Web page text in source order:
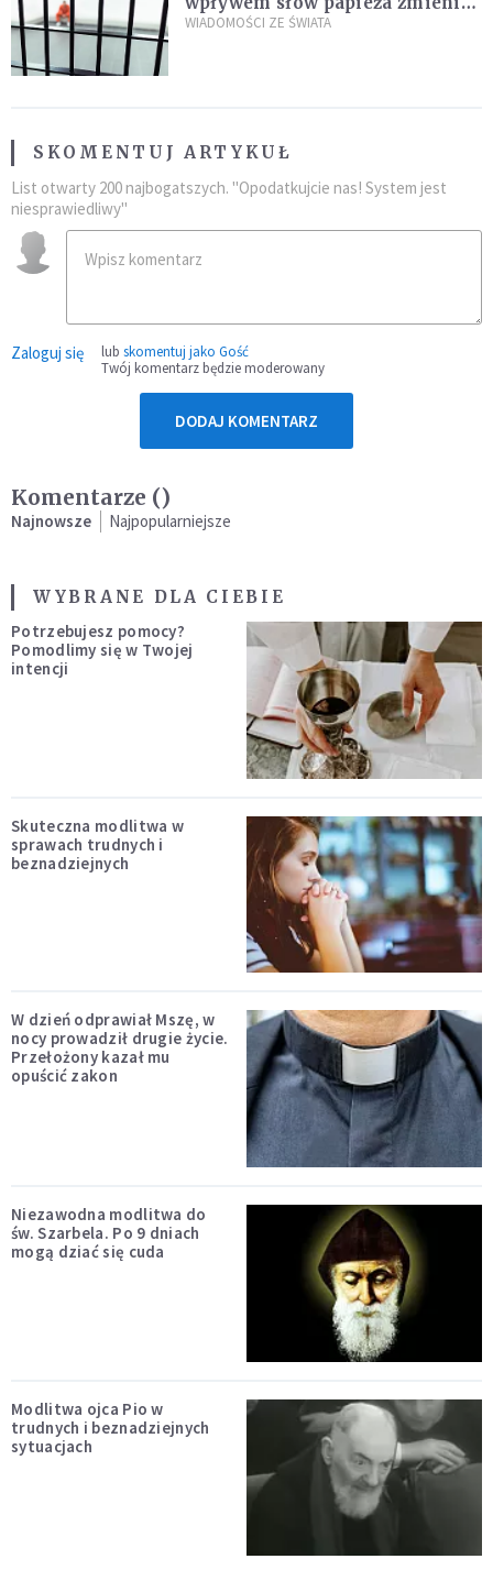
zdanie
WIADOMOŚCI ZE ŚWIATA
SKOMENTUJ ARTYKUŁ
List otwarty 200 najbogatszych. "Opodatkujcie nas! System jest
niesprawiedliwy"
Zaloguj się lub skomentuj jako Gość
Twój komentarz będzie moderowany
DODAJ KOMENTARZ
Komentarze ()
Najnowsze Najpopularniejsze
WYBRANE DLA CIEBIE
Potrzebujesz pomocy?
Pomodlimy się w Twojej
intencji
Skuteczna modlitwa w
sprawach trudnych i
beznadziejnych
W dzień odprawiał Mszę, w
nocy prowadził drugie życie.
Przełożony kazał mu
opuścić zakon
Niezawodna modlitwa do
św. Szarbela. Po 9 dniach
mogą dziać się cuda
Modlitwa ojca Pio w
trudnych i beznadziejnych
sytuacjach